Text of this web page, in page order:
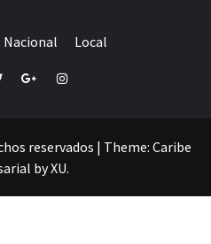
Nacional Local
Google+Instagram
reservados | Theme: Caribe
byXU.